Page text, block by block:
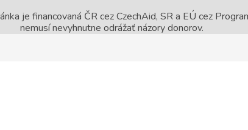
je financovaná ČR cez CzechAid, SR a EÚ cez
nemusí nevyhnutne odrážať názory donorov.